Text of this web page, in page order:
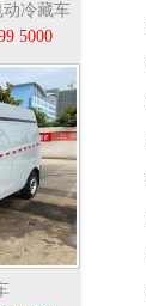
动冷藏车
5000